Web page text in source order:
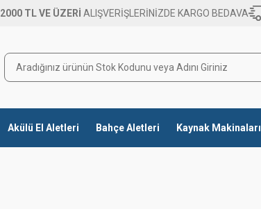
2000 TL VE ÜZERİ ALIŞVERİŞLERİNİZDE KARGO BEDAVA
Akülü El Aletleri Bahçe Aletleri Kaynak Makinaları